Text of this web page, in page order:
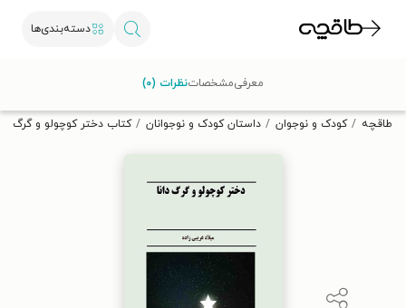
دسته‌بندی‌ها
تخفیف از طاقچه دریافت کن.
طاقچه کودک و نوجوان داستان کودک و نوجوانان کتاب دختر کوچولو و گرگ
معرفیمشخصاتنظرات (۰)